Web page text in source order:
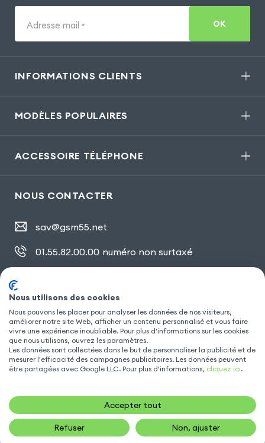
Adresse mail * OK
INFORMATIONS CLIENTS
MODÈLES POPULAIRES
ACCESSOIRE TÉLÉPHONE
NOUS CONTACTER
sav@gsm55.net
01.55.82.00.00 numéro non surtaxé
SUIVEZ NOUS
Nous utilisons des cookies
Nous pouvons les placer pour analyser les données de nos visiteurs,
améliorer notre site Web, afficher un contenu personnalisé et vous faire
vivre une expérience inoubliable. Pour plus d'informations sur les cookies
que nous utilisons, ouvrez les paramètres.
Les données sont collectées dans le but de personnaliser la publicité et de
mesurer l'efficacité des campagnes publicitaires. Les données peuvent
être partagées avec Google LLC. Pour plus d'informations, cliquez ici.
Accepter tout
Refuser Non, ajuster